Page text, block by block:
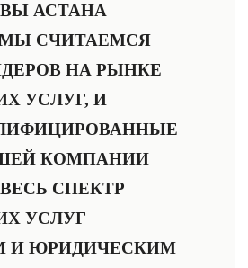
АСТАНА
СЧИТАЕМСЯ
НА РЫНКЕ
УСЛУГ, И
КОМПАНИИ
СПЕКТР
УСЛУГ
И ЮРИДИЧЕСКИМ